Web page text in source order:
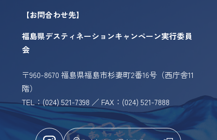
【お問合わせ先】
福島県デスティネーションキャンペーン実行委員
会
〒960-8670 福島県福島市杉妻町2番16号（西庁舎11
階）
TEL：(024) 521-7398 ／ FAX：(024) 521-7888